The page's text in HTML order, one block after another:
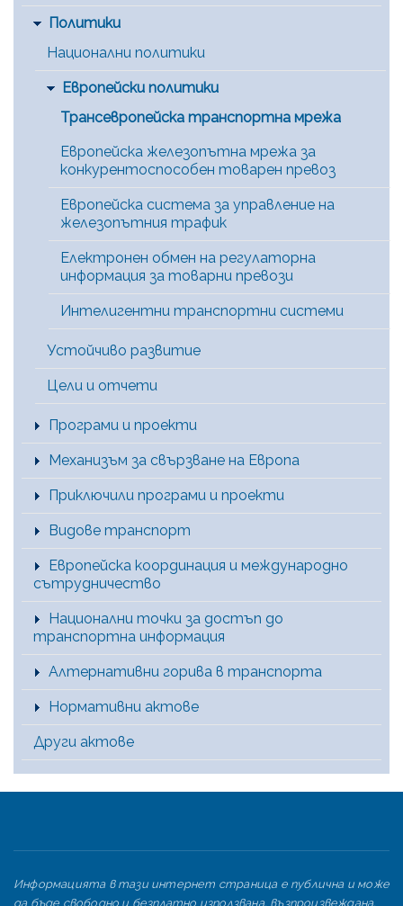
Политики
Национални политики
Европейски политики
Трансевропейска транспортна мрежа
Европейска железопътна мрежа за
конкурентоспособен товарен превоз
Европейска система за управление на
железопътния трафик
Електронен обмен на регулаторна
информация за товарни превози
Интелигентни транспортни системи
Устойчиво развитие
Цели и отчети
Програми и проекти
Механизъм за свързване на Европа
Приключили програми и проекти
Видове транспорт
Европейска координация и международно
сътрудничество
Национални точки за достъп до
транспортна информация
Алтернативни горива в транспорта
Нормативни актове
Други актове
Информацията в тази интернет страница е публична и може
да бъде свободно и безплатно използвана, възпроизвеждана,